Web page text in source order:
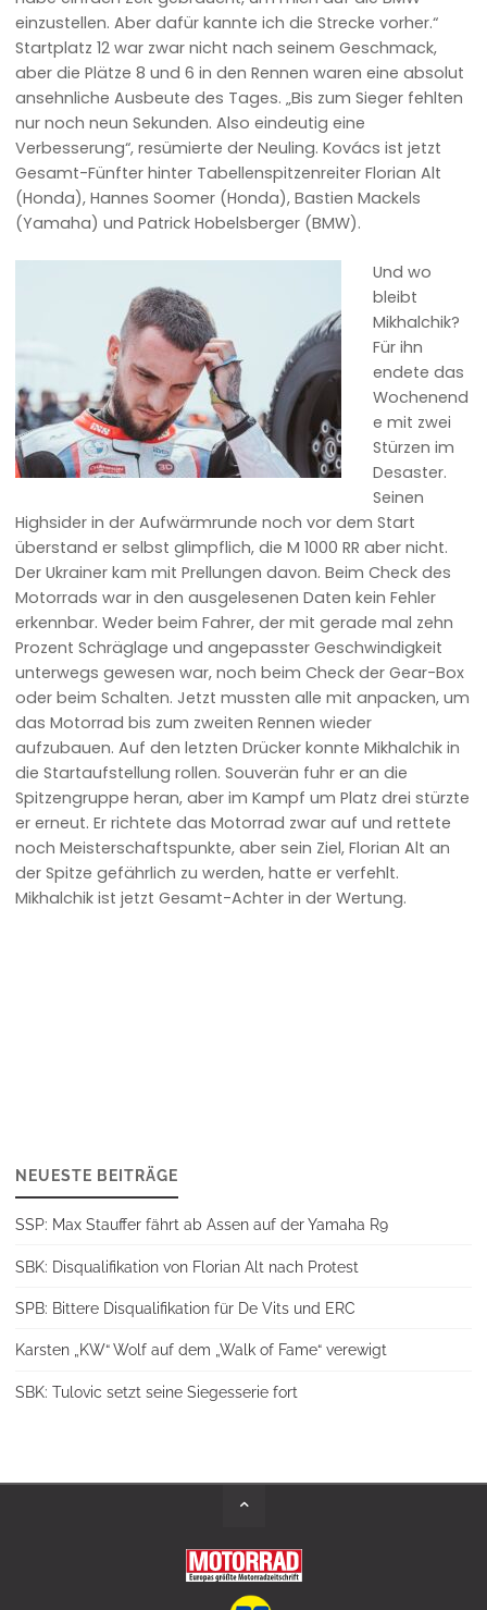
einzustellen. Aber dafür kannte ich die Strecke vorher.“
Startplatz 12 war zwar nicht nach seinem Geschmack,
aber die Plätze 8 und 6 in den Rennen waren eine absolut
ansehnliche Ausbeute des Tages. „Bis zum Sieger fehlten
nur noch neun Sekunden. Also eindeutig eine
Verbesserung“, resümierte der Neuling. Kovács ist jetzt
Gesamt-Fünfter hinter Tabellenspitzenreiter Florian Alt
(Honda), Hannes Soomer (Honda), Bastien Mackels
(Yamaha) und Patrick Hobelsberger (BMW).
Und wo
bleibt
Mikhalchik?
Für ihn
endete das
Wochenend
e mit zwei
Stürzen im
Desaster.
Seinen
Highsider in der Aufwärmrunde noch vor dem Start
überstand er selbst glimpflich, die M 1000 RR aber nicht.
Der Ukrainer kam mit Prellungen davon. Beim Check des
Motorrads war in den ausgelesenen Daten kein Fehler
erkennbar. Weder beim Fahrer, der mit gerade mal zehn
Prozent Schräglage und angepasster Geschwindigkeit
unterwegs gewesen war, noch beim Check der Gear-Box
oder beim Schalten. Jetzt mussten alle mit anpacken, um
das Motorrad bis zum zweiten Rennen wieder
aufzubauen. Auf den letzten Drücker konnte Mikhalchik in
die Startaufstellung rollen. Souverän fuhr er an die
Spitzengruppe heran, aber im Kampf um Platz drei stürzte
er erneut. Er richtete das Motorrad zwar auf und rettete
noch Meisterschaftspunkte, aber sein Ziel, Florian Alt an
der Spitze gefährlich zu werden, hatte er verfehlt.
Mikhalchik ist jetzt Gesamt-Achter in der Wertung.
NEUESTE BEITRÄGE
SSP: Max Stauffer fährt ab Assen auf der Yamaha R9
SBK: Disqualifikation von Florian Alt nach Protest
SPB: Bittere Disqualifikation für De Vits und ERC
Karsten „KW“ Wolf auf dem „Walk of Fame“ verewigt
SBK: Tulovic setzt seine Siegesserie fort
Back